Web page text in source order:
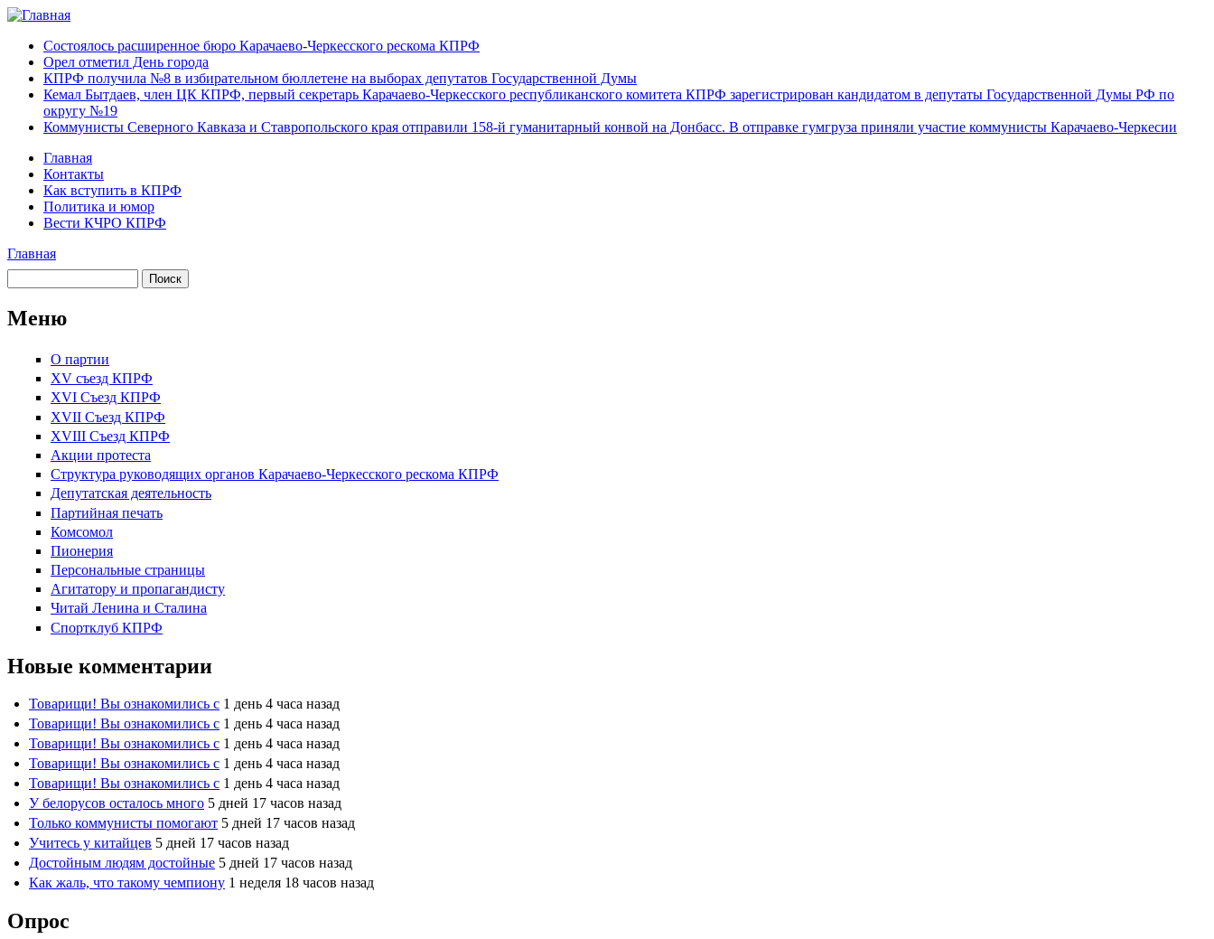
Перейти к основному содержанию
Черкесское
республиканское
отделение
Коммунистической
партии Российской
Федерации
аргументы,
факты
Состоялось расширенное бюро Карачаево-Черкесского рескома КПРФ
Орел отметил День города
КПРФ получила №8 в избирательном бюллетене на выборах депутатов Государственной Думы
Кемал Бытдаев, член ЦК КПРФ, первый секретарь Карачаево-Черкесского республиканского комитета КПРФ зарегистрирован кандидатом в депутаты Государственной Думы РФ по
округу №19
Коммунисты Северного Кавказа и Ставропольского края отправили 158-й гуманитарный конвой на Донбасс. В отправке гумгруза приняли участие коммунисты Карачаево-Черкесии
Главное меню
Главная
Контакты
Как вступить в КПРФ
Политика и юмор
Вести КЧРО КПРФ
Вы здесь
Главная
Меню
О партии
XV съезд КПРФ
XVI Съезд КПРФ
XVII Cъезд КПРФ
XVIII Cъезд КПРФ
Акции протеста
Структура руководящих органов Карачаево-Черкесского рескома КПРФ
Депутатская деятельность
Партийная печать
Комсомол
Пионерия
Персональные страницы
Агитатору и пропагандисту
Читай Ленина и Сталина
Спортклуб КПРФ
Новые комментарии
Товарищи! Вы ознакомились с 1 день 4 часа назад
Товарищи! Вы ознакомились с 1 день 4 часа назад
Товарищи! Вы ознакомились с 1 день 4 часа назад
Товарищи! Вы ознакомились с 1 день 4 часа назад
Товарищи! Вы ознакомились с 1 день 4 часа назад
У белорусов осталось много 5 дней 17 часов назад
Только коммунисты помогают 5 дней 17 часов назад
Учитесь у китайцев 5 дней 17 часов назад
Достойным людям достойные 5 дней 17 часов назад
Как жаль, что такому чемпиону 1 неделя 18 часов назад
Опрос